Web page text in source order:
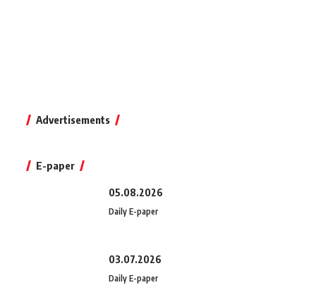
Advertisements
E-paper
05.08.2026
Daily E-paper
03.07.2026
Daily E-paper